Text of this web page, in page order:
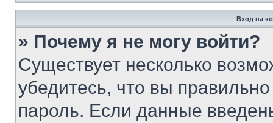
Вход на
» Почему я не могу войти?
Существует несколько
убедитесь, что вы
пароль. Если данные